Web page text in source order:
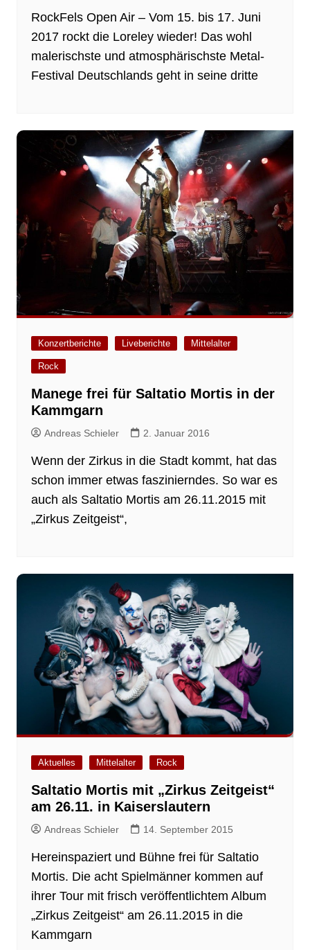
RockFels Open Air – Vom 15. bis 17. Juni
2017 rockt die Loreley wieder! Das wohl
malerischste und atmosphärischste Metal-
Festival Deutschlands geht in seine dritte
Konzertberichte Liveberichte Mittelalter
Rock
Manege frei für Saltatio Mortis in der
Kammgarn
Andreas Schieler 2. Januar 2016
Wenn der Zirkus in die Stadt kommt, hat das
schon immer etwas faszinierndes. So war es
auch als Saltatio Mortis am 26.11.2015 mit
„Zirkus Zeitgeist“,
Aktuelles Mittelalter Rock
Saltatio Mortis mit „Zirkus Zeitgeist“
am 26.11. in Kaiserslautern
Andreas Schieler 14. September 2015
Hereinspaziert und Bühne frei für Saltatio
Mortis. Die acht Spielmänner kommen auf
ihrer Tour mit frisch veröffentlichtem Album
„Zirkus Zeitgeist“ am 26.11.2015 in die
Kammgarn